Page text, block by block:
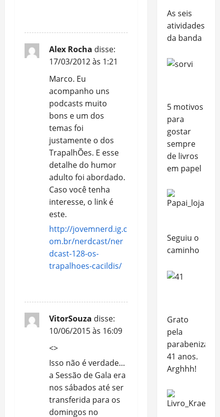
Alex Rocha disse:
17/03/2012 às 1:21
Marco. Eu
acompanho uns
podcasts muito
bons e um dos
temas foi
justamente o dos
TrapalhÕes. E esse
detalhe do humor
adulto foi abordado.
Caso você tenha
interesse, o link é
este.
http://jovemnerd.ig.c
om.br/nerdcast/ner
dcast-128-os-
trapalhoes-cacildis/
VitorSouza disse:
10/06/2015 às 16:09
<>
Isso não é verdade…
a Sessão de Gala era
nos sábados até ser
transferida para os
domingos no
As seis
atividades
da banda
5 motivos
para
gostar
sempre
de livros
em papel
Seguiu o
caminho
Grato
pela
41 anos.
Arghhh!